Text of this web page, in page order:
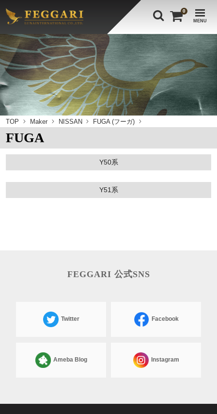
MENU
0
TOP Maker NISSAN FUGA (フーガ)
FUGA
Y50系
Y51系
FEGGARI 公式SNS
Twitter Facebook
Ameba Blog Instagram